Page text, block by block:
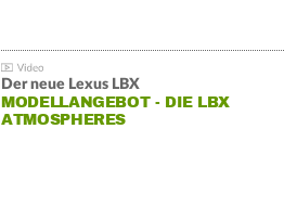
Der neue Lexus LBX
MODELLANGEBOT - DIE LBX
ATMOSPHERES